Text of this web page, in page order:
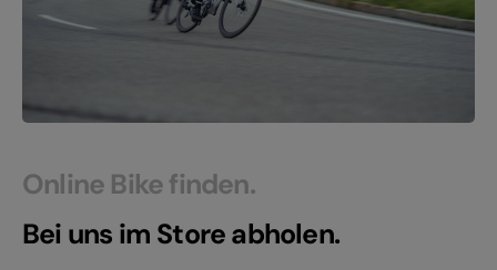
Online Bike finden.
Bei uns im Store abholen.